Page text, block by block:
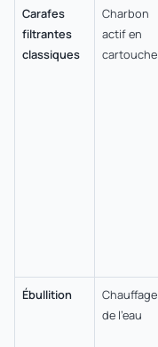
Carafes
filtrantes
classiques
Charbon
actif en
cartouche
Ébullition
Chauffage
de l'eau